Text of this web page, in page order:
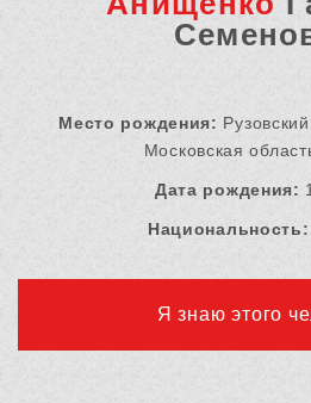
Место рождения:
Московская
Дата рождения:
Национальность:
Я знаю этого